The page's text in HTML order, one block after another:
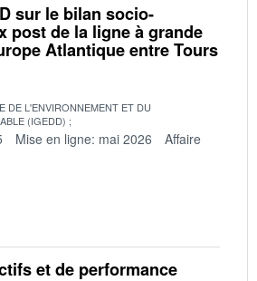
sur le bilan socio-
post de la ligne à grande
Atlantique entre Tours
DE L'ENVIRONNEMENT ET DU
(IGEDD)
Mise en ligne: mai 2026
Affaire
et de performance